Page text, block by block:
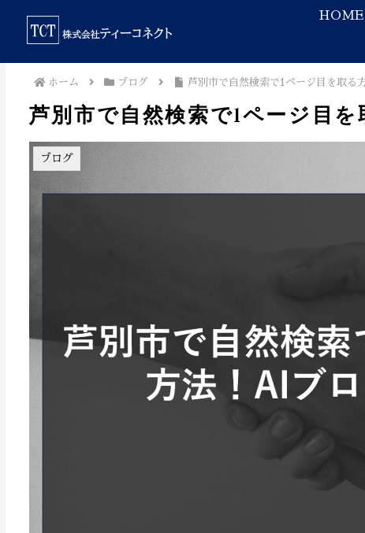
HOME
ホーム ブログ 芦別市で自然検索で1ページ目を取る
芦別市で自然検索で1ページ目
ブログ